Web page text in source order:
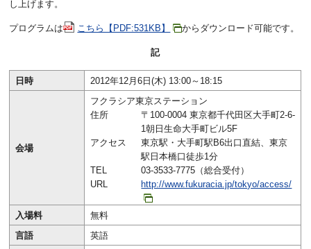
し上げます。
プログラムは こちら【PDF:531KB】 からダウンロード可能です。
記
日時 2012年12月6日(木) 13:00～18:15
会場
フクラシア東京ステーション
住所
〒100-0004 東京都千代田区大手町2-6-
1朝日生命大手町ビル5F
アクセス
東京駅・大手町駅B6出口直結、東京
駅日本橋口徒歩1分
TEL
03-3533-7775（総合受付）
URL
http://www.fukuracia.jp/tokyo/access/
入場料
無料
言語
英語